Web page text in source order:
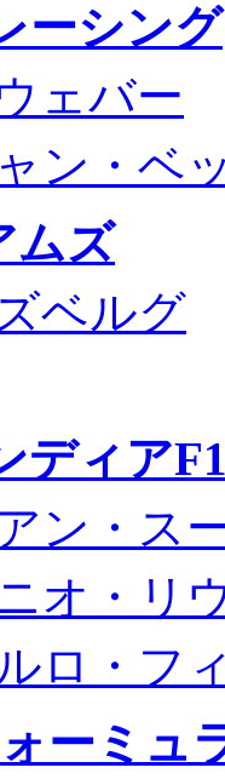
ーシング
ェバー
ン・ベ
ムズ
ベルグ
ディア
ン・ス
オ・リ
ロ・フ
ーミュ